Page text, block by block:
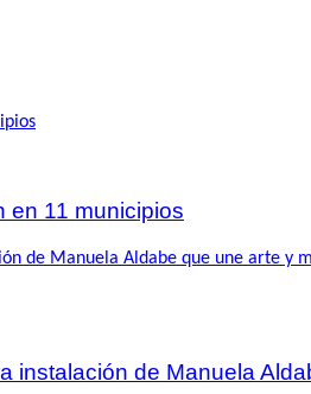
en 11 municipios
instalación de Manuela